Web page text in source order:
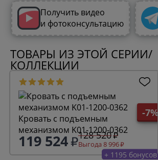
Получить видео
и фотоконсультацию
ТОВАРЫ ИЗ ЭТОЙ СЕРИИ/
КОЛЛЕКЦИИ
-7%
Кровать с подъемным
механизмом K01-1200-0362
119 524 128 520
Выгода 8 996
+ 1195 бонусов